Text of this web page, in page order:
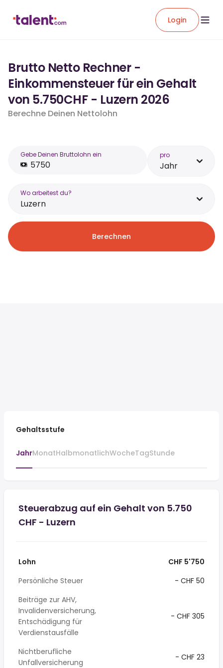
Login
Brutto Netto Rechner -
Einkommensteuer für ein Gehalt
von 5.750CHF - Luzern 2026
Berechne Deinen Nettolohn
Gebe Deinen Bruttolohn ein pro
Jahr
Wo arbeitest du?
Luzern
Berechnen
Gehaltsstufe
JahrMonatHalbmonatlichWocheTagStunde
Steuerabzug auf ein Gehalt von 5.750
CHF - Luzern
Lohn
CHF 5'750
Persönliche Steuer
- CHF 50
Beiträge zur AHV,
Invalidenversicherung,
Entschädigung für
Verdienstausfälle
- CHF 305
Nichtberufliche
Unfallversicherung
- CHF 23